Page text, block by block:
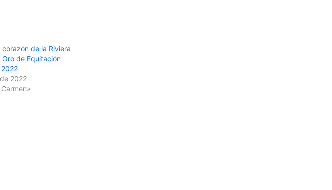
corazón de la Riviera
de Equitación
2022